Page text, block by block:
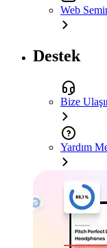
Web
Destek
Bize
Yardım